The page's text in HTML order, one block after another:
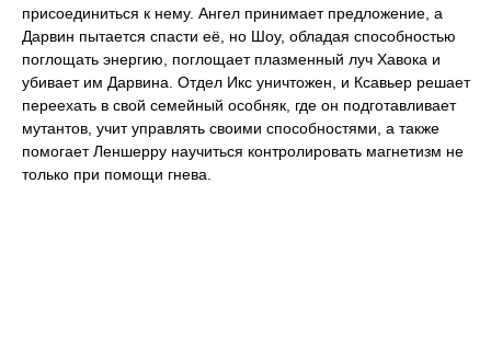
присоединиться к нему. Ангел принимает предложение, а
Дарвин пытается спасти её, но Шоу, обладая способностью
поглощать энергию, поглощает плазменный луч Хавока и
убивает им Дарвина. Отдел Икс уничтожен, и Ксавьер решает
переехать в свой семейный особняк, где он подготавливает
мутантов, учит управлять своими способностями, а также
помогает Леншерру научиться контролировать магнетизм не
только при помощи гнева.